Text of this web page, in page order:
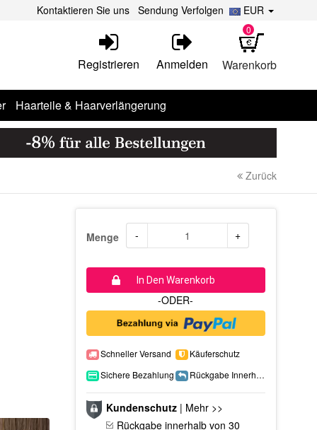
EUR
Kontaktieren Sie uns Sendung Verfolgen
Warenkorb
0
Registrieren Anmelden
Haarteile & Haarverlängerung
Zurück
Menge - +
In Den Warenkorb
-ODER-
Schneller Versand
Käuferschutz
Sichere Bezahlung
Rückgabe Innerhalb 15 Tage
Kundenschutz| Mehr >>
Rückgabe innerhalb von 30